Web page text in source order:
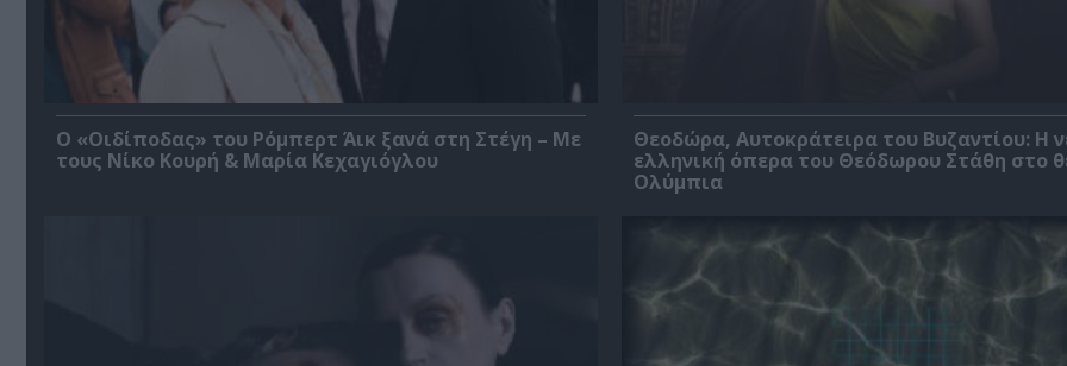
O «Οιδίποδας» του Ρόμπερτ Άικ ξανά στη Στέγη – Με
τους Νίκο Κουρή & Μαρία Κεχαγιόγλου
Θεοδώρα, Αυτοκράτειρα του Βυζαντίου: Η
ελληνική όπερα του Θεόδωρου Στάθη στο
Ολύμπια